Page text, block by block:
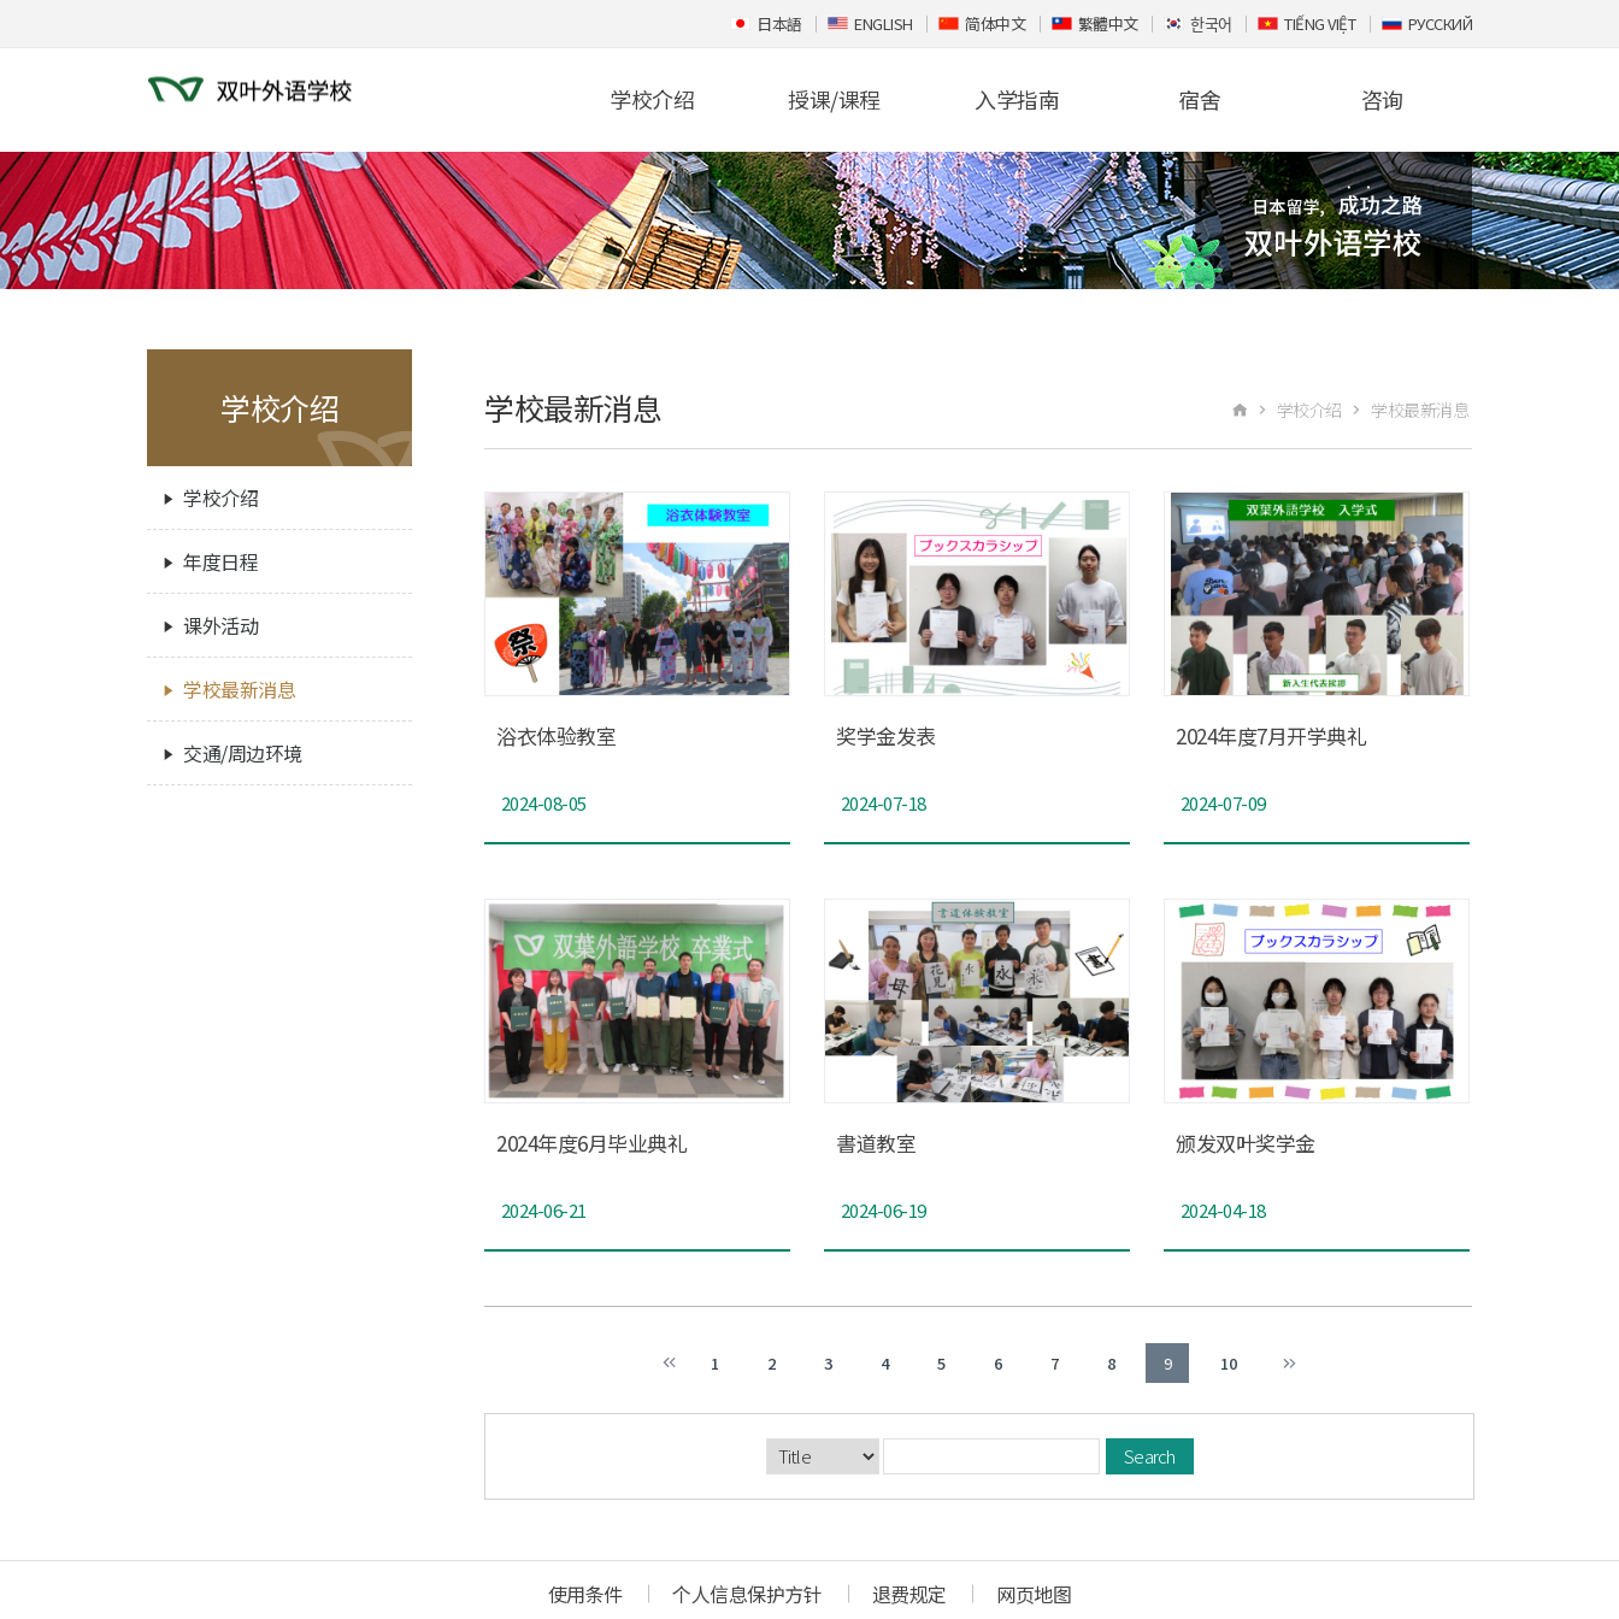
日本語 ENGLISH 简体中文 繁體中文 한국어 TIẾNG VIỆT РУССКИЙ
学校介绍 授课/课程 入学指南 宿舍 咨询
学校介绍
学校介绍
年度日程
课外活动
学校最新消息
交通/周边环境
学校最新消息 学校介绍 学校最新消息
浴衣体验教室
2024-08-05
奖学金发表
2024-07-18
2024年度7月开学典礼
2024-07-09
2024年度6月毕业典礼
2024-06-21
書道教室
2024-06-19
颁发双叶奖学金
2024-04-18
1 2 3 4 5 6 7 8 9 10
使用条件 个人信息保护方针 退费规定 网页地图